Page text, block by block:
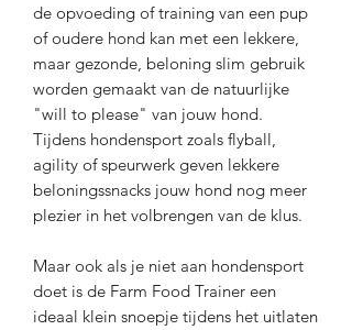
de opvoeding of training van een pup
of oudere hond kan met een lekkere,
maar gezonde, beloning slim gebruik
worden gemaakt van de natuurlijke
"will to please" van jouw hond.
Tijdens hondensport zoals flyball,
agility of speurwerk geven lekkere
beloningssnacks jouw hond nog meer
plezier in het volbrengen van de klus.
Maar ook als je niet aan hondensport
doet is de Farm Food Trainer een
ideaal klein snoepje tijdens het uitlaten